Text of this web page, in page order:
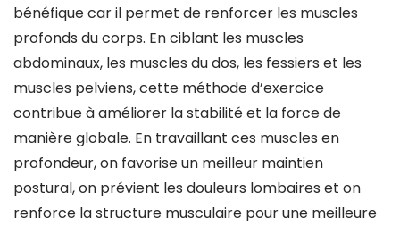
bénéfique car il permet de renforcer les muscles
profonds du corps. En ciblant les muscles
abdominaux, les muscles du dos, les fessiers et les
muscles pelviens, cette méthode d’exercice
contribue à améliorer la stabilité et la force de
manière globale. En travaillant ces muscles en
profondeur, on favorise un meilleur maintien
postural, on prévient les douleurs lombaires et on
renforce la structure musculaire pour une meilleure